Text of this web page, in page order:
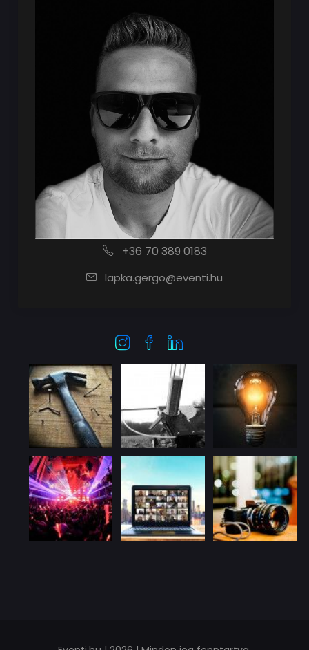
+36 70 389 0183
lapka.gergo@eventi.hu